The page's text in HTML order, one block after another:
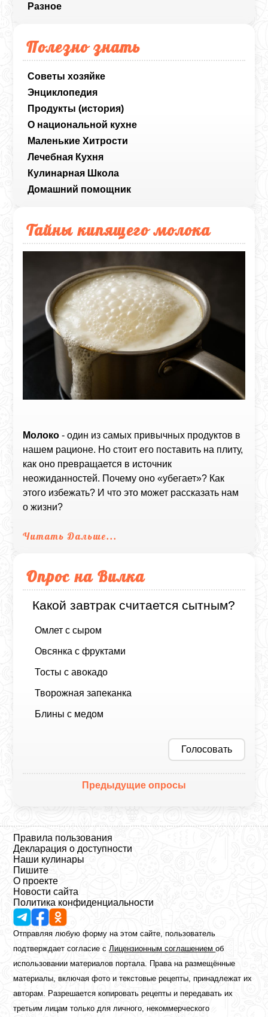
Разное
Полезно знать
Советы хозяйке
Энциклопедия
Продукты (история)
О национальной кухне
Маленькие Хитрости
Лечебная Кухня
Кулинарная Школа
Домашний помощник
Тайны кипящего молока
Молоко - один из самых привычных продуктов в
нашем рационе. Но стоит его поставить на плиту,
как оно превращается в источник
неожиданностей. Почему оно «убегает»? Как
этого избежать? И что это может рассказать нам
о жизни?
Читать Дальше...
Опрос на Вилка
Какой завтрак считается сытным?
Омлет с сыром
Овсянка с фруктами
Тосты с авокадо
Творожная запеканка
Блины с медом
Голосовать
Предыдущие опросы
Правила пользования
Декларация о доступности
Наши кулинары
Пишите
О проекте
Новости сайта
Политика конфиденциальности
Отправляя любую форму на этом сайте, пользователь
подтверждает согласие сЛицензионным соглашениемоб
использовании материалов портала. Права на размещённые
материалы, включая фото и текстовые рецепты, принадлежат их
авторам. Разрешается копировать рецепты и передавать их
третьим лицам только для личного, некоммерческого